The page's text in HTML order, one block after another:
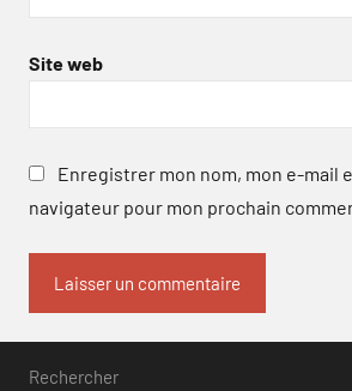
Site web
Enregistrer mon nom, mon e-mail
navigateur pour mon prochain
Rechercher